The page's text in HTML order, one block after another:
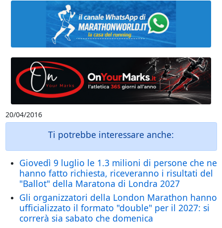
20/04/2016
Ti potrebbe interessare anche:
Giovedì 9 luglio le 1.3 milioni di persone che ne
hanno fatto richiesta, riceveranno i risultati del
"Ballot" della Maratona di Londra 2027
Gli organizzatori della London Marathon hanno
ufficializzato il formato "double" per il 2027: si
correrà sia sabato che domenica